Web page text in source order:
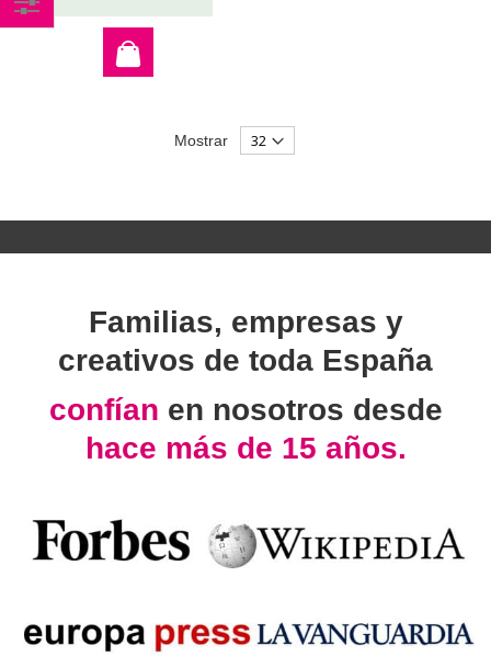
Mostrar
Comprar
Familias, empresas y
creativos de toda España
confían en nosotros desde
hace más de 15 años.